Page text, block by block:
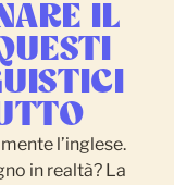
IL
l’inglese.
in realtà? La